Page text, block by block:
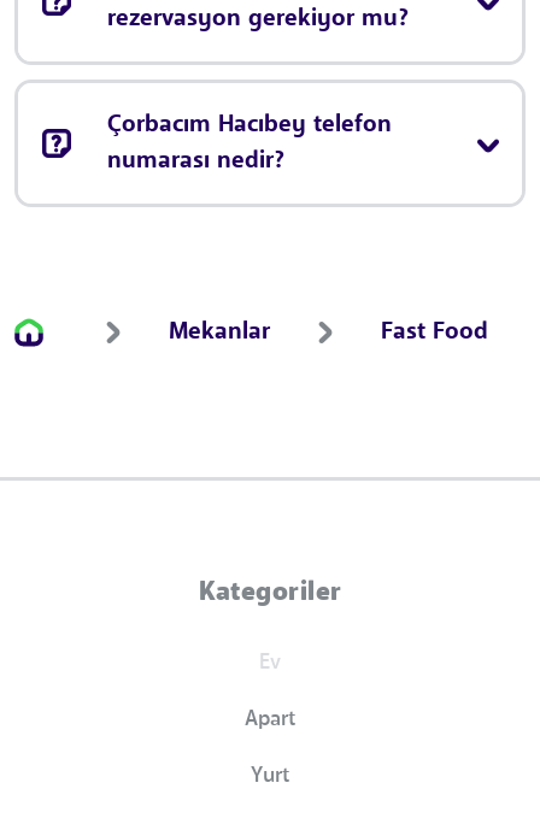
rezervasyon gerekiyor mu?
Çorbacım Hacıbey telefon
numarası nedir?
Mekanlar Fast Food
Kategoriler
Ev
Apart
Yurt